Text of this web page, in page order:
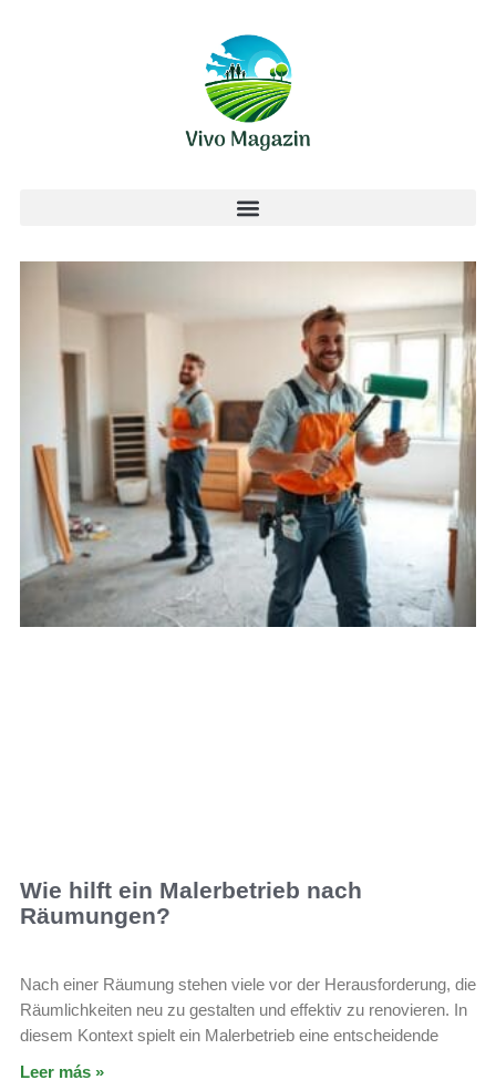
Wie hilft ein Malerbetrieb nach
Räumungen?
Nach einer Räumung stehen viele vor der Herausforderung, die
Räumlichkeiten neu zu gestalten und effektiv zu renovieren. In
diesem Kontext spielt ein Malerbetrieb eine entscheidende
Leer más »